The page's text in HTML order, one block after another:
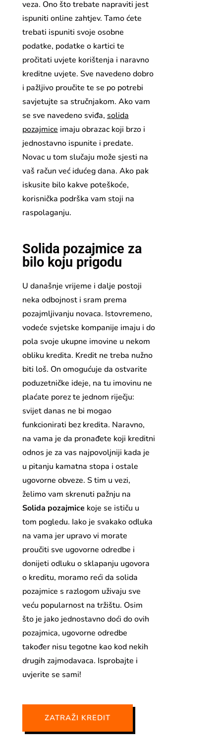
veza. Ono što trebate napraviti jest
ispuniti online zahtjev. Tamo ćete
trebati ispuniti svoje osobne
podatke, podatke o kartici te
pročitati uvjete korištenja i naravno
kreditne uvjete. Sve navedeno dobro
i pažljivo proučite te se po potrebi
savjetujte sa stručnjakom. Ako vam
se sve navedeno sviđa, solida
pozajmice imaju obrazac koji brzo i
jednostavno ispunite i predate.
Novac u tom slučaju može sjesti na
vaš račun već idućeg dana. Ako pak
iskusite bilo kakve poteškoće,
korisnička podrška vam stoji na
raspolaganju.
Solida pozajmice za
bilo koju prigodu
U današnje vrijeme i dalje postoji
neka odbojnost i sram prema
pozajmljivanju novaca. Istovremeno,
vodeće svjetske kompanije imaju i do
pola svoje ukupne imovine u nekom
obliku kredita. Kredit ne treba nužno
biti loš. On omogućuje da ostvarite
poduzetničke ideje, na tu imovinu ne
plaćate porez te jednom riječju:
svijet danas ne bi mogao
funkcionirati bez kredita. Naravno,
na vama je da pronađete koji kreditni
odnos je za vas najpovoljniji kada je
u pitanju kamatna stopa i ostale
ugovorne obveze. S tim u vezi,
želimo vam skrenuti pažnju na
Solida pozajmice koje se ističu u
tom pogledu. Iako je svakako odluka
na vama jer upravo vi morate
proučiti sve ugovorne odredbe i
donijeti odluku o sklapanju ugovora
o kreditu, moramo reći da solida
pozajmice s razlogom uživaju sve
veću popularnost na tržištu. Osim
što je jako jednostavno doći do ovih
pozajmica, ugovorne odredbe
također nisu tegotne kao kod nekih
drugih zajmodavaca. Isprobajte i
uvjerite se sami!
ZATRAŽI KREDIT